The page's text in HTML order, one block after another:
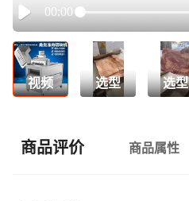
Play
00:00
视频 选型 选型
商品评价 商品属性